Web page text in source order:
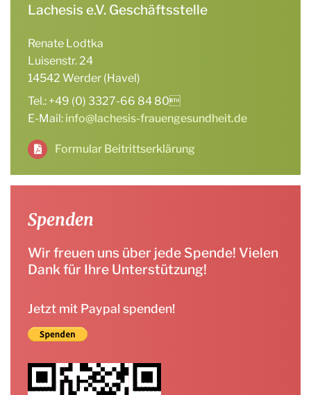
Lachesis e.V. Geschäftsstelle
Renate Lodtka
Luisenstr. 24
14542 Werder (Havel)
Tel.: +49 (0) 3327-66 84 80
E-Mail: info@lachesis-frauengesundheit.de
Formular Beitrittserklärung
Spenden
Wir freuen uns über jede Spende! Vielen
Dank für Ihre Unterstützung!
Jetzt mit Paypal spenden!